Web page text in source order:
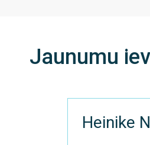
Jaunumu
Heinike